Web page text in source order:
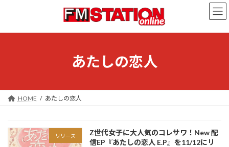
ン
ー
あたしの恋人
HOME あたしの恋人
リリース
Z世代女子に大人気のコレサワ！New 配
信EP『あたしの恋人 E.P』を11/12にリ